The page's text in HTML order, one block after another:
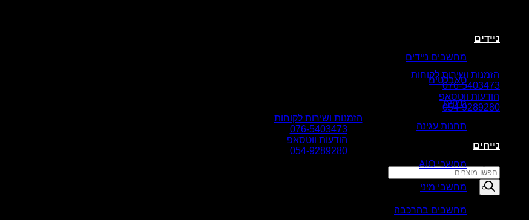
הזמנות ושירות לקוחות
076-5403473
הודעות ווטסאפ
054-9289280
הזמנות ושירות לקוחות
076-5403473
הודעות ווטסאפ
054-9289280
Products
search
סל קניות
ניידים
מחשבים ניידים
טאבלטים
תיקים
תחנות עגינה
נייחים
מחשבי AIO
מחשבי מיני
מחשבים בהרכבה